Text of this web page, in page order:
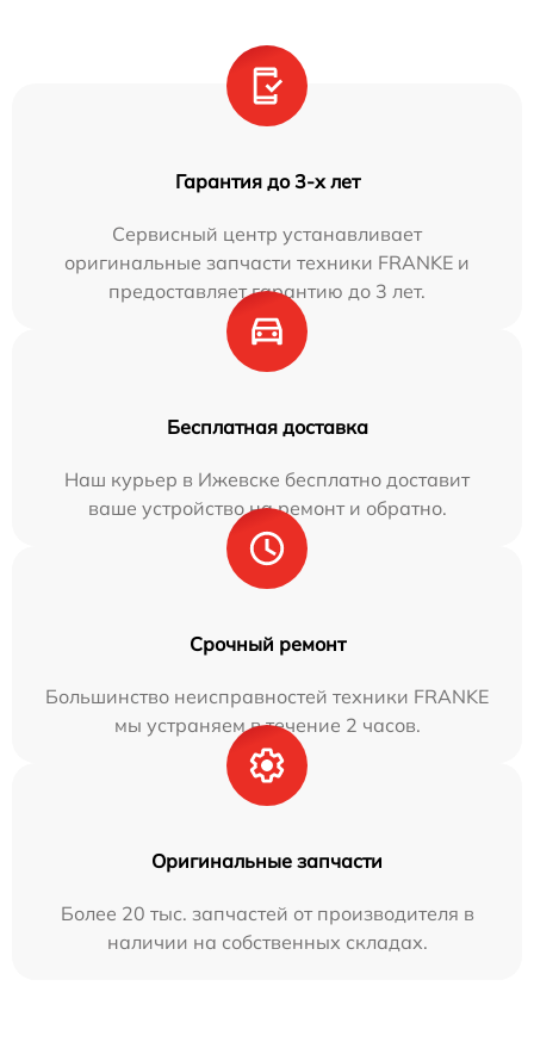
Гарантия до 3-х лет
Сервисный центр устанавливает
оригинальные запчасти техники FRANKE и
предоставляет гарантию до 3 лет.
Бесплатная доставка
Наш курьер в Ижевске бесплатно доставит
ваше устройство на ремонт и обратно.
Срочный ремонт
Большинство неисправностей техники FRANKE
мы устраняем в течение 2 часов.
Оригинальные запчасти
Более 20 тыс. запчастей от производителя в
наличии на собственных складах.